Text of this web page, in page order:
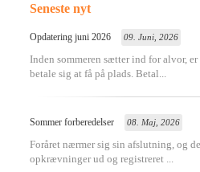
Seneste nyt
Opdatering juni 2026 09. Juni, 2026
Inden sommeren sætter ind for alvor,
betale sig at få på plads. Betal...
Sommer forberedelser 08. Maj, 2026
Foråret nærmer sig sin afslutning, og
opkrævninger ud og registreret ...